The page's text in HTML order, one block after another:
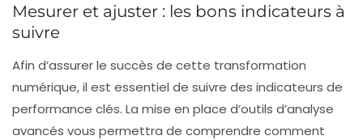
Mesurer et ajuster : les bons indicateurs à
suivre
Afin d’assurer le succès de cette transformation
numérique, il est essentiel de suivre des indicateurs de
performance clés. La mise en place d’outils d’analyse
avancés vous permettra de comprendre comment